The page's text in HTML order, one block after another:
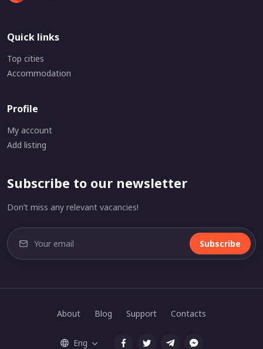
Quick links
Top cities
Accommodation
Profile
My account
Add listing
Subscribe to our newsletter
Don’t miss any relevant vacancies!
Subscribe
About Blog Support Contacts
Eng